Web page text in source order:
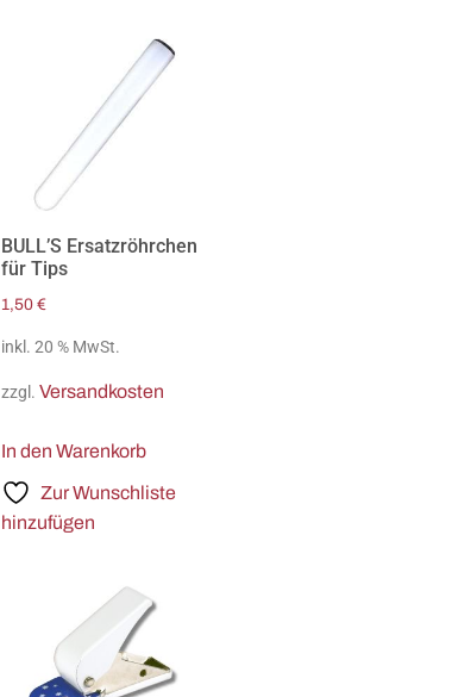
BULL’S Ersatzröhrchen
für Tips
1,50 €
inkl. 20 % MwSt.
zzgl. Versandkosten
In den Warenkorb
Zur Wunschliste
hinzufügen